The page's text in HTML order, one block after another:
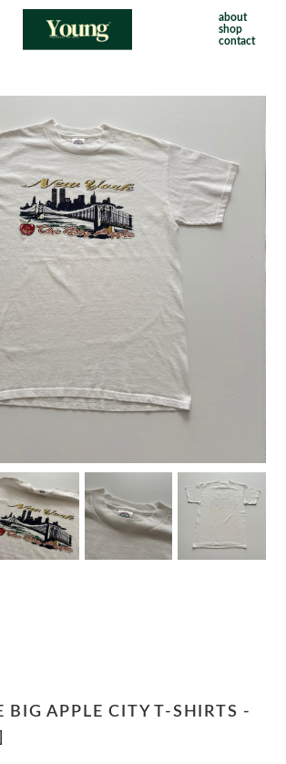
about
shop
contact
BIG APPLE CITY T-SHIRTS -